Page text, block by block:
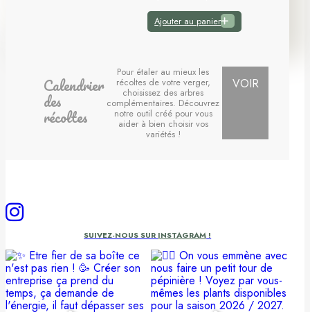
Ajouter au panier
Calendrier
des
récoltes
Pour étaler au mieux les
récoltes de votre verger,
choisissez des arbres
complémentaires. Découvrez
notre outil créé pour vous
aider à bien choisir vos
variétés !
VOIR
SUIVEZ-NOUS SUR INSTAGRAM !